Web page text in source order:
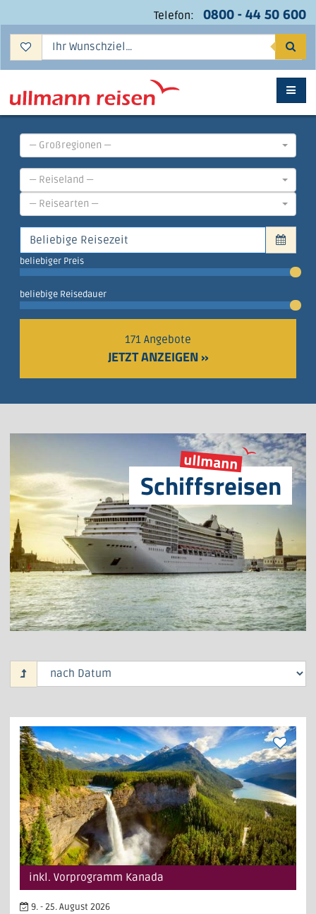
Telefon: 0800 - 44 50 600
— Großregionen —
— Reiseland —
— Reisearten —
beliebiger Preis
beliebige Reisedauer
171 Angebote
JETZT ANZEIGEN »
ullmann
Schiffsreisen
inkl. Vorprogramm Kanada
9. - 25. August 2026